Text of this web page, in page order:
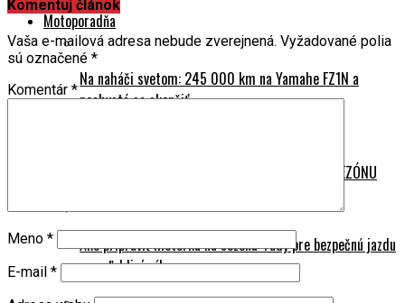
Motoporadňa
Na naháči svetom: 245 000 km na Yamahe FZ1N a
nechystá sa skončiť
HLADKÝ ŠTART: Ako PRIPRAVIŤ MOTORKU NA SEZÓNU
Ako pripraviť motorku na sezónu: rady pre bezpečnú jazdu
a spoľahlivý výkon
Komentuj článok
Vaša e-mailová adresa nebude zverejnená. Vyžadované polia
sú označené *
Komentár *
Meno *
E-mail *